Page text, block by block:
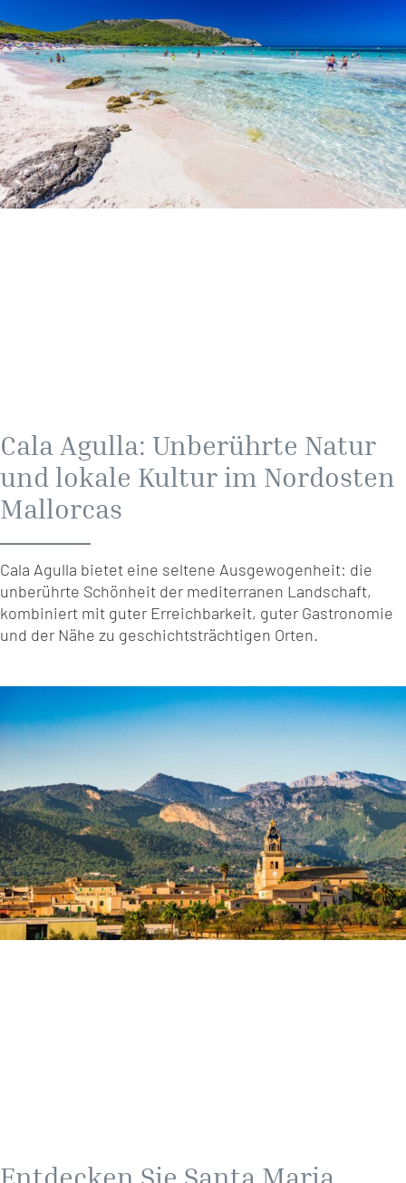
Cala Agulla: Unberührte Natur
und lokale Kultur im Nordosten
Mallorcas
Cala Agulla bietet eine seltene Ausgewogenheit: die
unberührte Schönheit der mediterranen Landschaft,
kombiniert mit guter Erreichbarkeit, guter Gastronomie
und der Nähe zu geschichtsträchtigen Orten.
Entdecken Sie Santa Maria